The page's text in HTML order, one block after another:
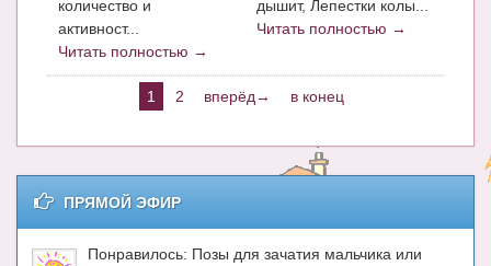
количество и
активност...
Читать полностью →
дышит, Лепестки колы...
Читать полностью →
1 2 вперёд→ в конец
ПРЯМОЙ ЭФИР
Понравилось: Позы для зачатия мальчика или